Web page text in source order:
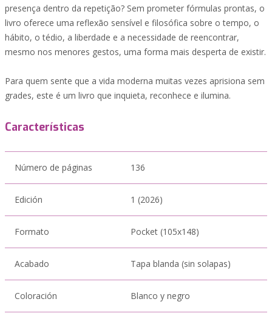
presença dentro da repetição? Sem prometer fórmulas prontas, o
livro oferece uma reflexão sensível e filosófica sobre o tempo, o
hábito, o tédio, a liberdade e a necessidade de reencontrar,
mesmo nos menores gestos, uma forma mais desperta de existir.
Para quem sente que a vida moderna muitas vezes aprisiona sem
grades, este é um livro que inquieta, reconhece e ilumina.
Características
Número de páginas 136
Edición 1 (2026)
Formato Pocket (105x148)
Acabado Tapa blanda (sin solapas)
Coloración Blanco y negro